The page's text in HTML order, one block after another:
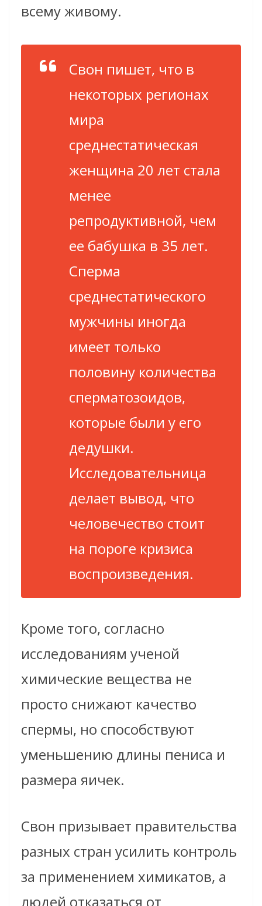
всему живому.
Свон пишет, что в
некоторых регионах
мира
среднестатическая
женщина 20 лет стала
менее
репродуктивной, чем
ее бабушка в 35 лет.
Сперма
среднестатического
мужчины иногда
имеет только
половину количества
сперматозоидов,
которые были у его
дедушки.
Исследовательница
делает вывод, что
человечество стоит
на пороге кризиса
воспроизведения.
Кроме того, согласно
исследованиям ученой
химические вещества не
просто снижают качество
спермы, но способствуют
уменьшению длины пениса и
размера яичек.
Свон призывает правительства
разных стран усилить контроль
за применением химикатов, а
людей отказаться от